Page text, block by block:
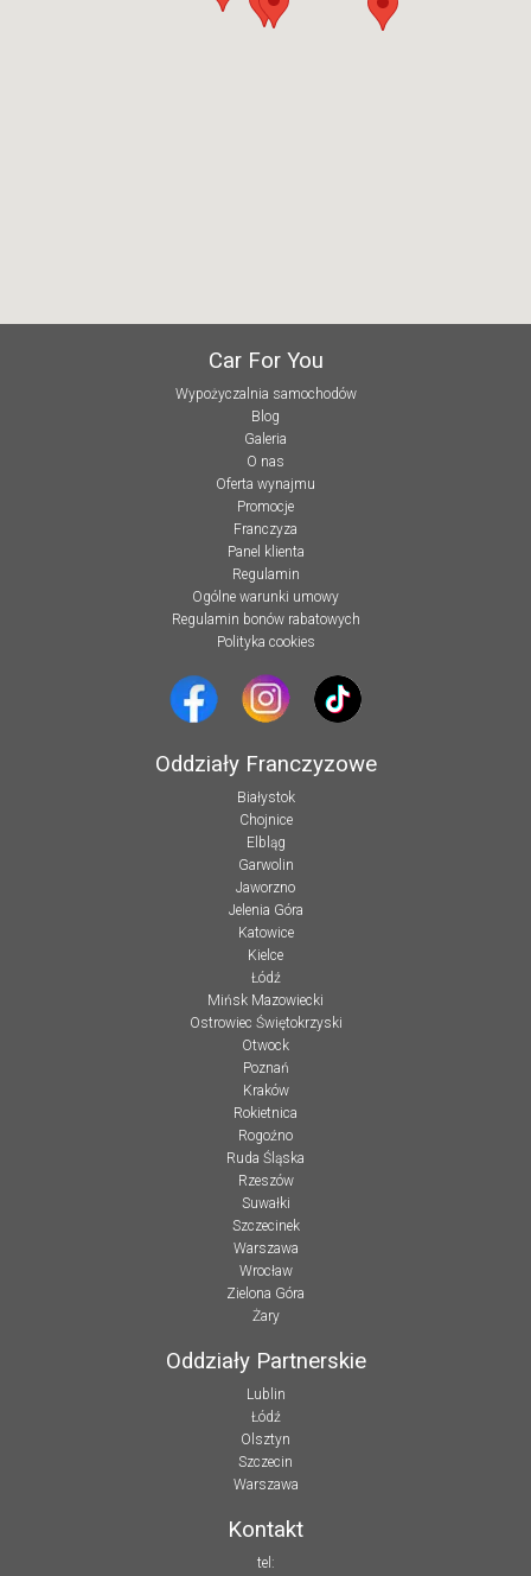
Car For You
Wypożyczalnia samochodów
Blog
Galeria
O nas
Oferta wynajmu
Promocje
Franczyza
Panel klienta
Regulamin
Ogólne warunki umowy
Regulamin bonów rabatowych
Polityka cookies
Oddziały Franczyzowe
Białystok
Chojnice
Elbląg
Garwolin
Jaworzno
Jelenia Góra
Katowice
Kielce
Łódź
Mińsk Mazowiecki
Ostrowiec Świętokrzyski
Otwock
Poznań
Kraków
Rokietnica
Rogoźno
Ruda Śląska
Rzeszów
Suwałki
Szczecinek
Warszawa
Wrocław
Zielona Góra
Żary
Oddziały Partnerskie
Lublin
Łódź
Olsztyn
Szczecin
Warszawa
Kontakt
tel: